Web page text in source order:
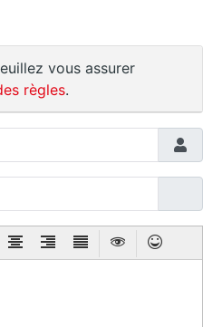
vous assurer
règles.